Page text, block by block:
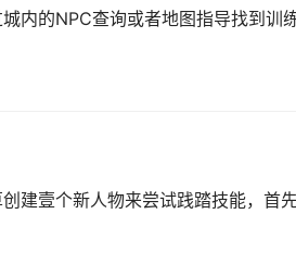
内的NPC查询或者地图指导找到训
建壹个新人物来尝试践踏技能，首